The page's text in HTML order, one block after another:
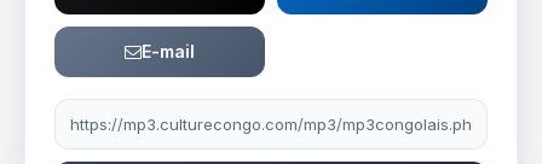
E-mail
Lien à partager